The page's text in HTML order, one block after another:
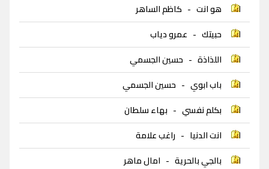
هو انت - كاظم الساهر
حبيتك - عمرو دياب
اللذاذة - حسين الجسمي
باب ابوي - حسين الجسمي
بكلم نفسي - بهاء سلطان
انت الدنيا - راغب علامة
بالجي بالحرية - امال ماهر